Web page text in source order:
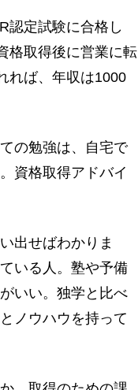
認定試験に合格し
格取得後に営業に転
れば、年収は1000
の勉強は、自宅で
資格取得アドバイ
出せばわかりま
いる人。塾や予備
いい。独学と比べ
ノウハウを持って